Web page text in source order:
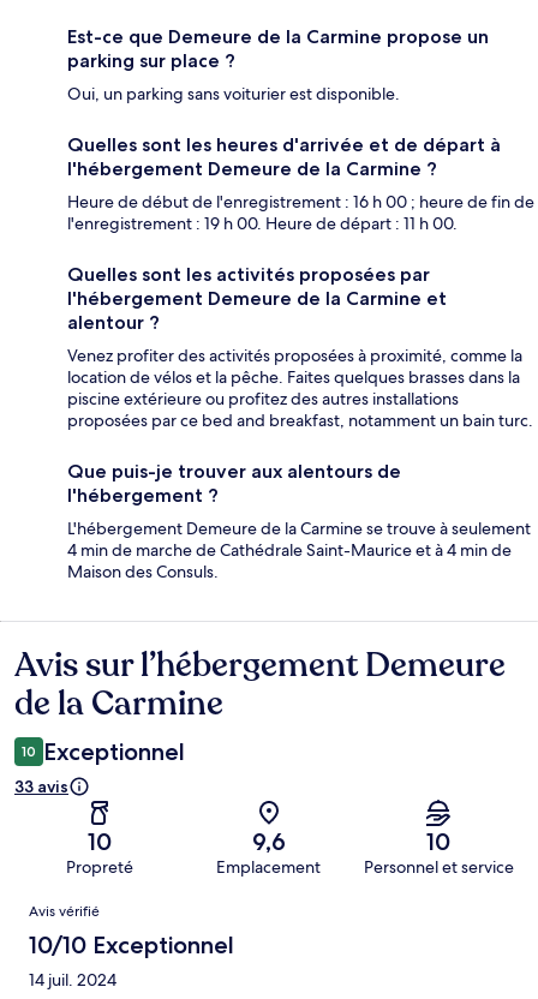
Est-ce que Demeure de la Carmine propose un
parking sur place ?
Oui, un parking sans voiturier est disponible.
Quelles sont les heures d'arrivée et de départ à
l'hébergement Demeure de la Carmine ?
Heure de début de l'enregistrement : 16 h 00 ; heure de fin de
l'enregistrement : 19 h 00. Heure de départ : 11 h 00.
Quelles sont les activités proposées par
l'hébergement Demeure de la Carmine et
alentour ?
Venez profiter des activités proposées à proximité, comme la
location de vélos et la pêche. Faites quelques brasses dans la
piscine extérieure ou profitez des autres installations
proposées par ce bed and breakfast, notamment un bain turc.
Que puis-je trouver aux alentours de
l'hébergement ?
L'hébergement Demeure de la Carmine se trouve à seulement
4 min de marche de Cathédrale Saint-Maurice et à 4 min de
Maison des Consuls.
Avis
Avis sur l’hébergement Demeure
de la Carmine
10 Exceptionnel
33 avis
10
Propreté
9,6
Emplacement
10
Personnel et service
Avis
Avis vérifié
10/10 Exceptionnel
14 juil. 2024